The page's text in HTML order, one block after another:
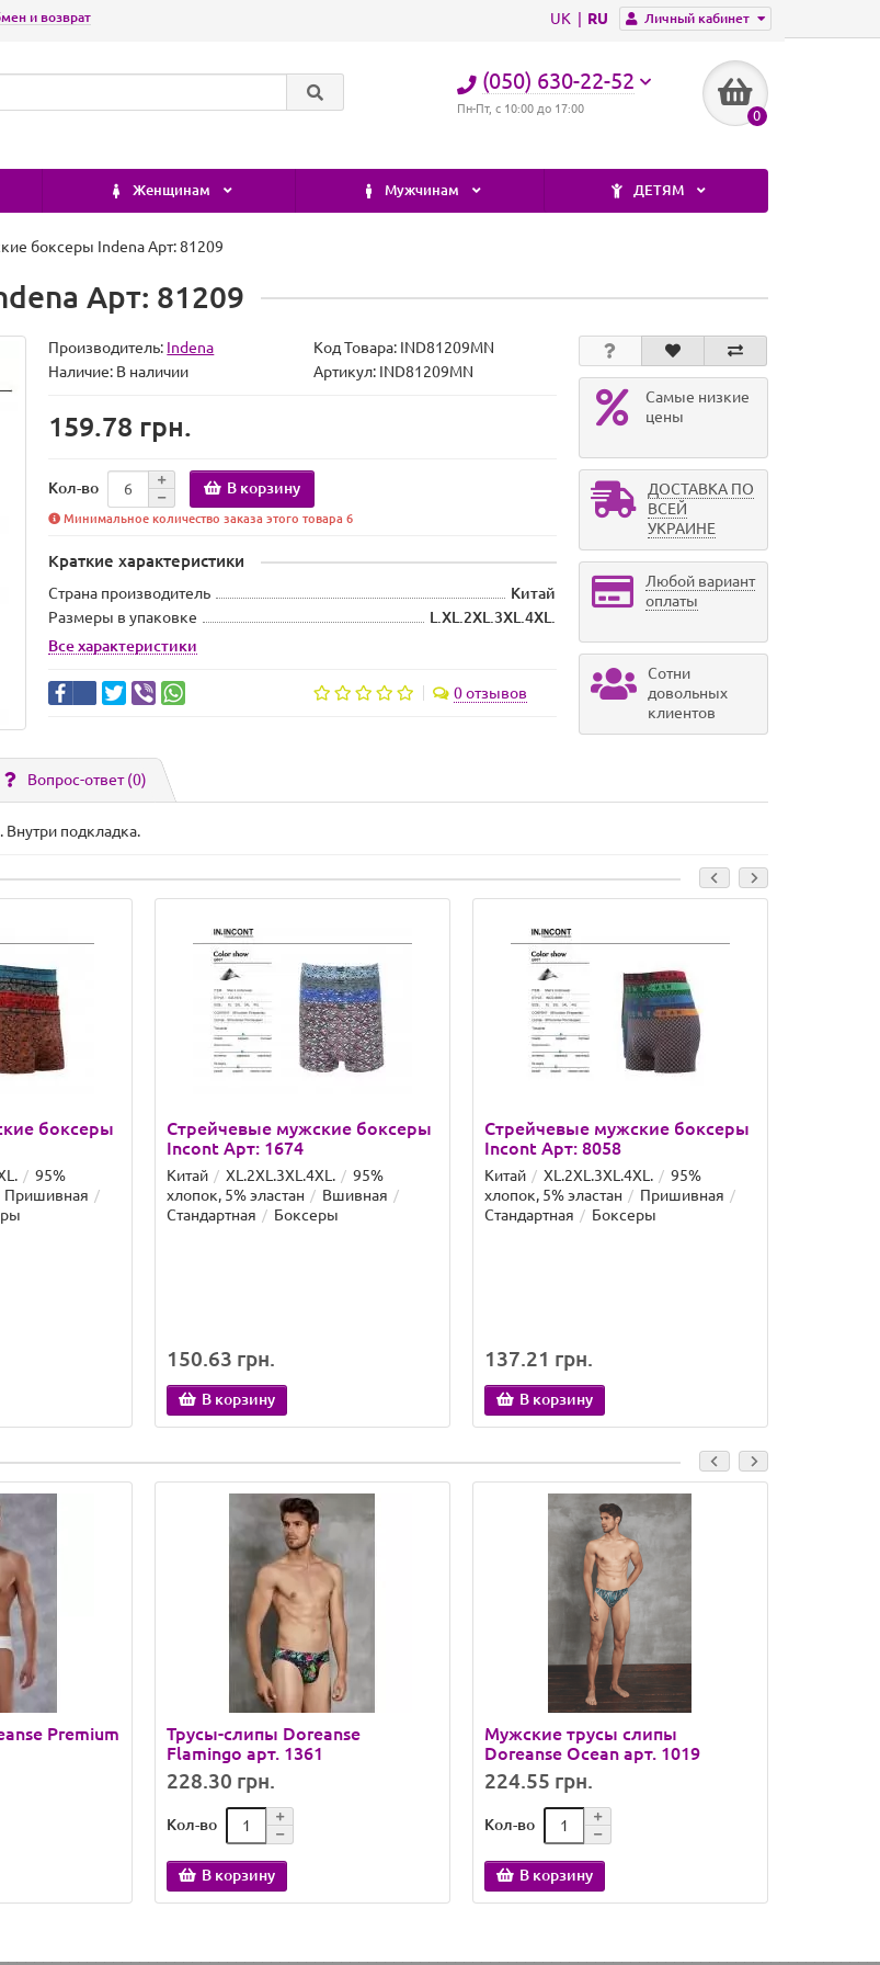
Личный кабинет
UK RU
и возврат
(050) 630-22-52
Пн-Пт, с 10:00 до 17:00 0
Женщинам Мужчинам ДЕТЯМ
боксеры Indena Арт: 81209
Арт: 81209
Производитель: Indena Код Товара: IND81209MN
Наличие: В наличии Артикул: IND81209MN
159.78 грн.
Кол-во В корзину
Минимальное количество заказа этого товара 6
Краткие характеристики
Страна производитель
Китай
Размеры в упаковке
L.XL.2XL.3XL.4XL.
Все характеристики
0 отзывов
Самые низкие
цены
ДОСТАВКА ПО
ВСЕЙ
УКРАИНЕ
Любой вариант
оплаты
Сотни
довольных
клиентов
Вопрос-ответ(0)
подкладка.
боксеры
95%
Пришивная
Стрейчевые мужские боксеры
Incont Арт: 1674
Китай XL.2XL.3XL.4XL.
95%
хлопок, 5% эластан
Вшивная
Стандартная
Боксеры
150.63 грн.
В корзину
Стрейчевые мужские боксеры
Incont Арт: 8058
Китай XL.2XL.3XL.4XL.
95%
хлопок, 5% эластан
Пришивная
Стандартная
Боксеры
137.21 грн.
В корзину
Premium
Трусы-слипы Doreanse
Flamingo арт. 1361
228.30 грн.
Кол-во
В корзину
Мужские трусы слипы
Doreanse Ocean арт. 1019
224.55 грн.
Кол-во
В корзину